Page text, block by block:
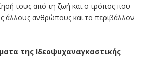
τους από τη ζωή και ο τρόπος που
άλλους ανθρώπους και το περιβάλλον
της Ιδεοψυχαναγκαστικής